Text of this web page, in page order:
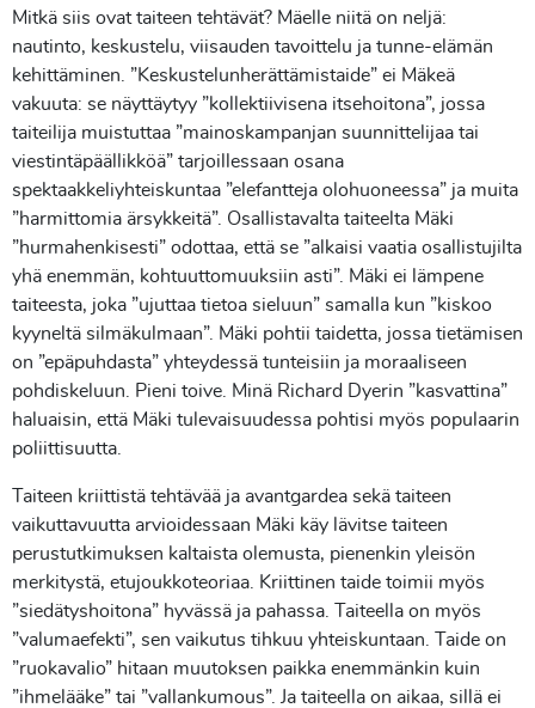
Mitkä siis ovat taiteen tehtävät? Mäelle niitä on neljä:
nautinto, keskustelu, viisauden tavoittelu ja tunne-elämän
kehittäminen. ”Keskustelunherättämistaide” ei Mäkeä
vakuuta: se näyttäytyy ”kollektiivisena itsehoitona”, jossa
taiteilija muistuttaa ”mainoskampanjan suunnittelijaa tai
viestintäpäällikköä” tarjoillessaan osana
spektaakkeliyhteiskuntaa ”elefantteja olohuoneessa” ja muita
”harmittomia ärsykkeitä”. Osallistavalta taiteelta Mäki
”hurmahenkisesti” odottaa, että se ”alkaisi vaatia osallistujilta
yhä enemmän, kohtuuttomuuksiin asti”. Mäki ei lämpene
taiteesta, joka ”ujuttaa tietoa sieluun” samalla kun ”kiskoo
kyyneltä silmäkulmaan”. Mäki pohtii taidetta, jossa tietämisen
on ”epäpuhdasta” yhteydessä tunteisiin ja moraaliseen
pohdiskeluun. Pieni toive. Minä Richard Dyerin ”kasvattina”
haluaisin, että Mäki tulevaisuudessa pohtisi myös populaarin
poliittisuutta.
Taiteen kriittistä tehtävää ja avantgardea sekä taiteen
vaikuttavuutta arvioidessaan Mäki käy lävitse taiteen
perustutkimuksen kaltaista olemusta, pienenkin yleisön
merkitystä, etujoukkoteoriaa. Kriittinen taide toimii myös
”siedätyshoitona” hyvässä ja pahassa. Taiteella on myös
”valumaefekti”, sen vaikutus tihkuu yhteiskuntaan. Taide on
”ruokavalio” hitaan muutoksen paikka enemmänkin kuin
”ihmelääke” tai ”vallankumous”. Ja taiteella on aikaa, sillä ei